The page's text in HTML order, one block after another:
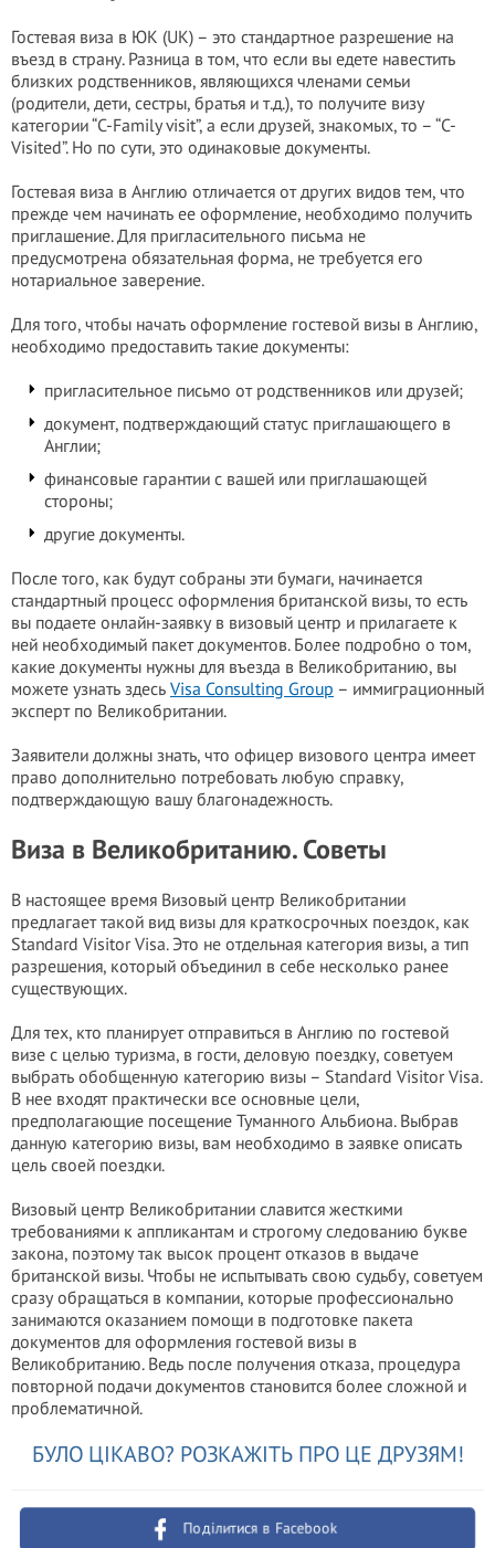
Гостевая виза в ЮК (UK) – это стандартное разрешение на
въезд в страну. Разница в том, что если вы едете навестить
близких родственников, являющихся членами семьи
(родители, дети, сестры, братья и т.д.), то получите визу
категории “C-Family visit”, а если друзей, знакомых, то – “C-
Visited”. Но по сути, это одинаковые документы.
Гостевая виза в Англию отличается от других видов тем, что
прежде чем начинать ее оформление, необходимо получить
приглашение. Для пригласительного письма не
предусмотрена обязательная форма, не требуется его
нотариальное заверение.
Для того, чтобы начать оформление гостевой визы в Англию,
необходимо предоставить такие документы:
пригласительное письмо от родственников или друзей;
документ, подтверждающий статус приглашающего в
Англии;
финансовые гарантии с вашей или приглашающей
стороны;
другие документы.
После того, как будут собраны эти бумаги, начинается
стандартный процесс оформления британской визы, то есть
вы подаете онлайн-заявку в визовый центр и прилагаете к
ней необходимый пакет документов. Более подробно о том,
какие документы нужны для въезда в Великобританию, вы
можете узнать здесь Visa Consulting Group – иммиграционный
эксперт по Великобритании.
Заявители должны знать, что офицер визового центра имеет
право дополнительно потребовать любую справку,
подтверждающую вашу благонадежность.
Виза в Великобританию. Советы
В настоящее время Визовый центр Великобритании
предлагает такой вид визы для краткосрочных поездок, как
Standard Visitor Visa. Это не отдельная категория визы, а тип
разрешения, который объединил в себе несколько ранее
существующих.
Для тех, кто планирует отправиться в Англию по гостевой
визе с целью туризма, в гости, деловую поездку, советуем
выбрать обобщенную категорию визы – Standard Visitor Visa.
В нее входят практически все основные цели,
предполагающие посещение Туманного Альбиона. Выбрав
данную категорию визы, вам необходимо в заявке описать
цель своей поездки.
Визовый центр Великобритании славится жесткими
требованиями к аппликантам и строгому следованию букве
закона, поэтому так высок процент отказов в выдаче
британской визы. Чтобы не испытывать свою судьбу, советуем
сразу обращаться в компании, которые профессионально
занимаются оказанием помощи в подготовке пакета
документов для оформления гостевой визы в
Великобританию. Ведь после получения отказа, процедура
повторной подачи документов становится более сложной и
проблематичной.
БУЛО ЦІКАВО? РОЗКАЖІТЬ ПРО ЦЕ ДРУЗЯМ!
Поділитися в Facebook